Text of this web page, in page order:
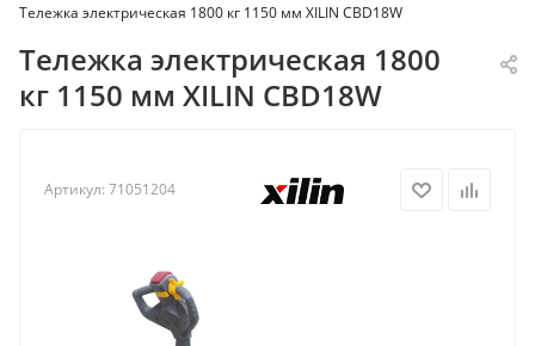
Тележка электрическая 1800 кг 1150 мм XILIN CBD18W
Тележка электрическая 1800
кг 1150 мм XILIN CBD18W
Артикул: 71051204